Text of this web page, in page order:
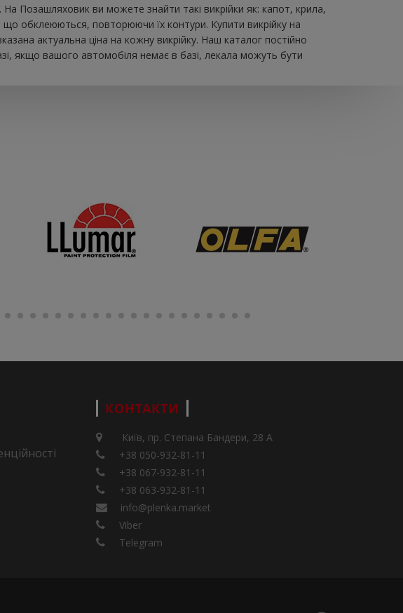
Позашляховик ви можете знайти такі викрійки як: капот, крила,
що обклеюються, повторюючи їх контури. Купити викрійку на
актуальна ціна на кожну викрійку. Наш каталог постійно
якщо вашого автомобіля немає в базі, лекала можуть бути
КОНТАКТИ
Київ, пр. Степана Бандери, 28 А
+38 050-932-81-11
+38 067-932-81-11
+38 063-932-81-11
info@plenka.market
Viber
Telegram